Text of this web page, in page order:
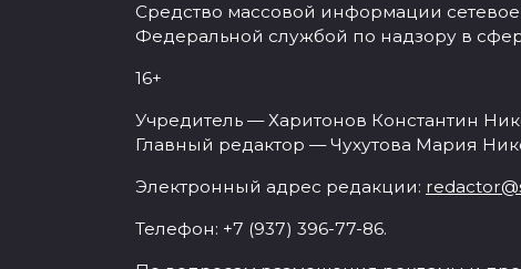
Средство массовой информации сетевое
Федеральной службой по надзору в
16+
Учредитель — Харитонов Константин
Главный редактор — Чухутова Мария
Электронный адрес редакции:
Телефон: +7 (937) 396-77-86.